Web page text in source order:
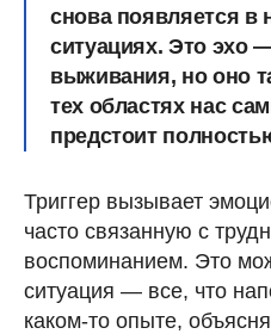
снова появляется в
ситуациях. Это эхо
выживания, но оно
тех областях нас
предстоит
Триггер вызывает
часто связанную с
воспоминанием. Это
ситуация — все, что
каком-то опыте,